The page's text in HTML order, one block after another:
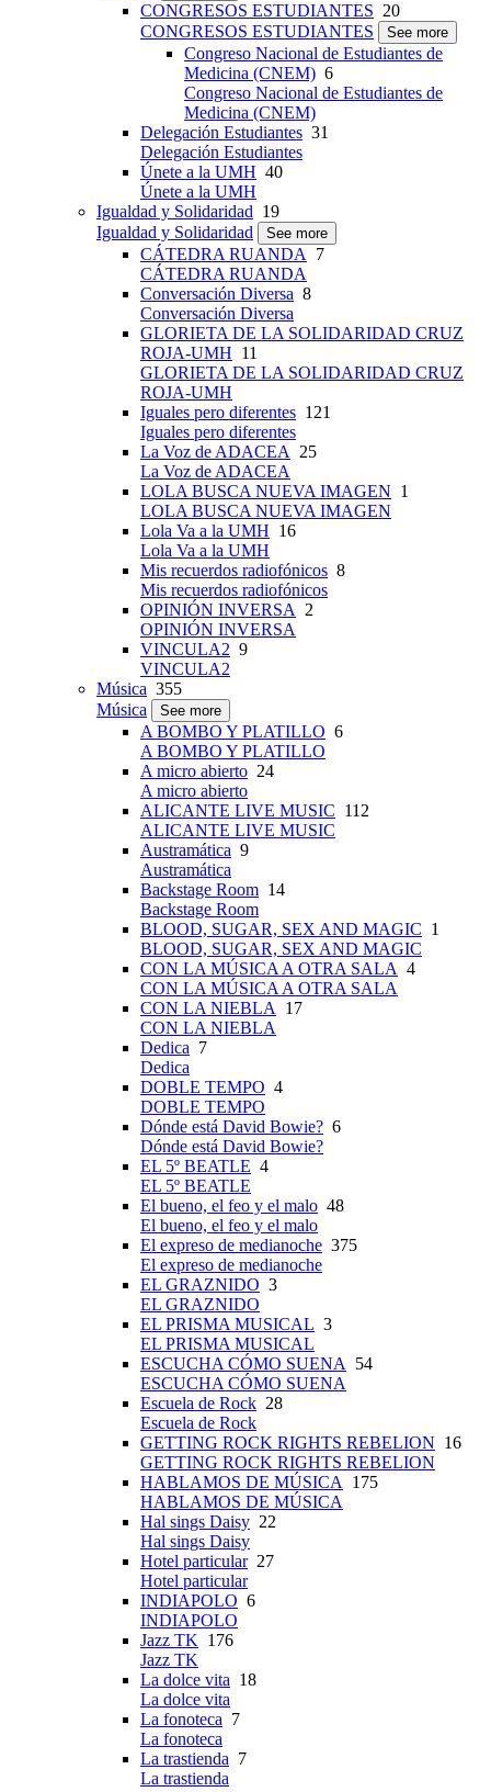
CONGRESOS ESTUDIANTES 20
CONGRESOS ESTUDIANTES
See more
Congreso Nacional de Estudiantes de
Medicina (CNEM) 6
Congreso Nacional de Estudiantes de
Medicina (CNEM)
Delegación Estudiantes 31
Delegación Estudiantes
Únete a la UMH 40
Únete a la UMH
Igualdad y Solidaridad 19
Igualdad y Solidaridad
See more
CÁTEDRA RUANDA 7
CÁTEDRA RUANDA
Conversación Diversa 8
Conversación Diversa
GLORIETA DE LA SOLIDARIDAD CRUZ
ROJA-UMH 11
GLORIETA DE LA SOLIDARIDAD CRUZ
ROJA-UMH
Iguales pero diferentes 121
Iguales pero diferentes
La Voz de ADACEA 25
La Voz de ADACEA
LOLA BUSCA NUEVA IMAGEN 1
LOLA BUSCA NUEVA IMAGEN
Lola Va a la UMH 16
Lola Va a la UMH
Mis recuerdos radiofónicos 8
Mis recuerdos radiofónicos
OPINIÓN INVERSA 2
OPINIÓN INVERSA
VINCULA2 9
VINCULA2
Música 355
Música
See more
A BOMBO Y PLATILLO 6
A BOMBO Y PLATILLO
A micro abierto 24
A micro abierto
ALICANTE LIVE MUSIC 112
ALICANTE LIVE MUSIC
Austramática 9
Austramática
Backstage Room 14
Backstage Room
BLOOD, SUGAR, SEX AND MAGIC 1
BLOOD, SUGAR, SEX AND MAGIC
CON LA MÚSICA A OTRA SALA 4
CON LA MÚSICA A OTRA SALA
CON LA NIEBLA 17
CON LA NIEBLA
Dedica 7
Dedica
DOBLE TEMPO 4
DOBLE TEMPO
Dónde está David Bowie? 6
Dónde está David Bowie?
EL 5º BEATLE 4
EL 5º BEATLE
El bueno, el feo y el malo 48
El bueno, el feo y el malo
El expreso de medianoche 375
El expreso de medianoche
EL GRAZNIDO 3
EL GRAZNIDO
EL PRISMA MUSICAL 3
EL PRISMA MUSICAL
ESCUCHA CÓMO SUENA 54
ESCUCHA CÓMO SUENA
Escuela de Rock 28
Escuela de Rock
GETTING ROCK RIGHTS REBELION 16
GETTING ROCK RIGHTS REBELION
HABLAMOS DE MÚSICA 175
HABLAMOS DE MÚSICA
Hal sings Daisy 22
Hal sings Daisy
Hotel particular27
Hotel particular
INDIAPOLO 6
INDIAPOLO
Jazz TK 176
Jazz TK
La dolce vita 18
La dolce vita
La fonoteca 7
La fonoteca
La trastienda 7
La trastienda